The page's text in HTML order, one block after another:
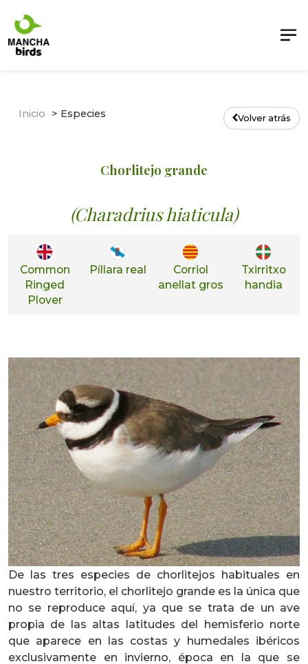
Inicio Especies Volver atrás
Chorlitejo grande
(Charadrius hiaticula)
Common
Ringed
Plover
Píllara real
Corriol
anellat gros
Txirritxo
handia
De las tres especies de chorlitejos habituales en
nuestro territorio, el chorlitejo grande es la única que
no se reproduce aquí, ya que se trata de un ave
propia de las altas latitudes del hemisferio norte
que aparece en las costas y humedales ibéricos
exclusivamente en invierno, época en la que se